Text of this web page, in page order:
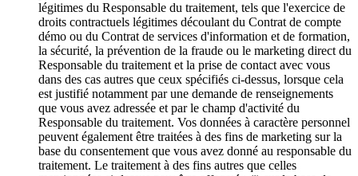
légitimes du Responsable du traitement, tels que l'exercice de
droits contractuels légitimes découlant du Contrat de compte
démo ou du Contrat de services d'information et de formation,
la sécurité, la prévention de la fraude ou le marketing direct du
Responsable du traitement et la prise de contact avec vous
dans des cas autres que ceux spécifiés ci-dessus, lorsque cela
est justifié notamment par une demande de renseignements
que vous avez adressée et par le champ d'activité du
Responsable du traitement. Vos données à caractère personnel
peuvent également être traitées à des fins de marketing sur la
base du consentement que vous avez donné au responsable du
traitement. Le traitement à des fins autres que celles